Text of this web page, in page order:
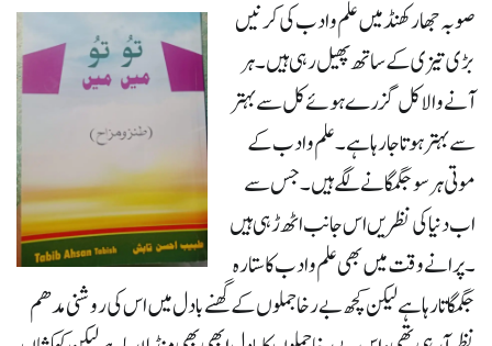
صوبہ جھارکھنڈ میں علم و ادب کی کرنیں
بڑی تیزی کے ساتھ پھیل رہی ہیں ۔ ہر
آنے والا کل گزرے ہوئے کل سے بہتر
سے بہتر ہوتا جارہا ہے ۔ علم و ادب کے
موتی ہر سو جگمگانے لگے ہیں ۔ جس سے
اب دنیا کی نظریں اس جانب اٹھ ڑہی ہیں
۔ پرانے وقت میں بھی علم و ادب کا ستارہ
جگمگاتا رہا ہے لیکن کچھ بے رخا جملوں کے گھنے بادل میں اس کی روشنی مدھم